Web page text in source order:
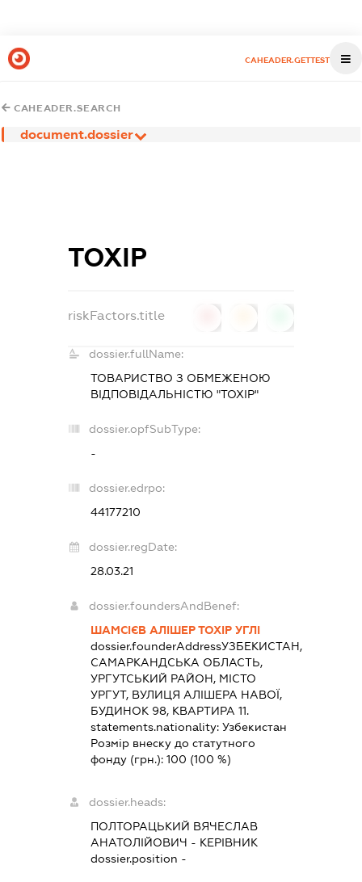
CAHEADER.GETTEST
CAHEADER.SEARCH
document.dossier
ТОХІР
riskFactors.title
dossier.fullName:
ТОВАРИСТВО З ОБМЕЖЕНОЮ
ВІДПОВІДАЛЬНІСТЮ "ТОХІР"
dossier.opfSubType:
-
dossier.edrpo:
44177210
dossier.regDate:
28.03.21
dossier.foundersAndBenef:
ШАМСІЄВ АЛІШЕР ТОХІР УГЛІ
dossier.founderAddressУЗБЕКИСТАН,
САМАРКАНДСЬКА ОБЛАСТЬ,
УРГУТСЬКИЙ РАЙОН, МІСТО
УРГУТ, ВУЛИЦЯ АЛІШЕРА НАВОЇ,
БУДИНОК 98, КВАРТИРА 11.
statements.nationality: Узбекистан
Розмір внеску до статутного
фонду (грн.): 100 (100 %)
dossier.heads:
ПОЛТОРАЦЬКИЙ ВЯЧЕСЛАВ
АНАТОЛІЙОВИЧ - КЕРІВНИК
dossier.position -